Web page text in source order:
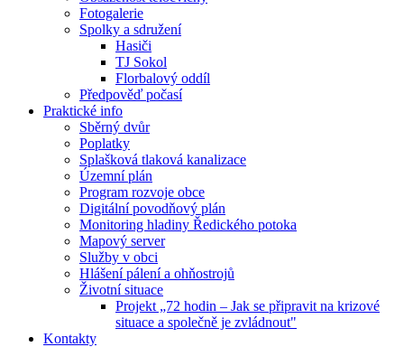
Fotogalerie
Spolky a sdružení
Hasiči
TJ Sokol
Florbalový oddíl
Předpověď počasí
Praktické info
Sběrný dvůr
Poplatky
Splašková tlaková kanalizace
Územní plán
Program rozvoje obce
Digitální povodňový plán
Monitoring hladiny Ředického potoka
Mapový server
Služby v obci
Hlášení pálení a ohňostrojů
Životní situace
Projekt „72 hodin – Jak se připravit na krizové
situace a společně je zvládnout"
Kontakty